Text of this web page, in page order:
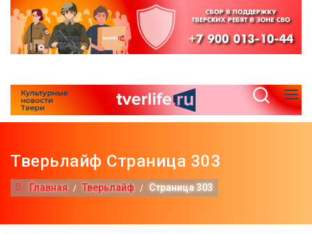
Тверьлайф Страница 303
Главная Тверьлайф Страница 303